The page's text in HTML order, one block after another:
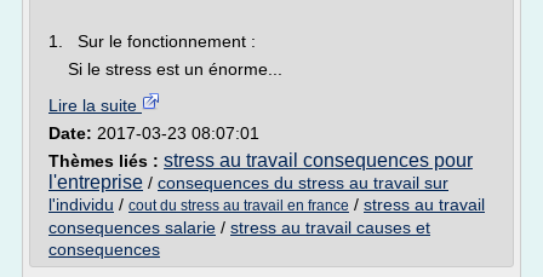
1. Sur le fonctionnement :
Si le stress est un énorme...
Lire la suite
Date: 2017-03-23 08:07:01
Thèmes liés : stress au travail consequences pour
l'entreprise / consequences du stress au travail sur
l'individu / cout du stress au travail en france / stress au travail
consequences salarie / stress au travail causes et
consequences